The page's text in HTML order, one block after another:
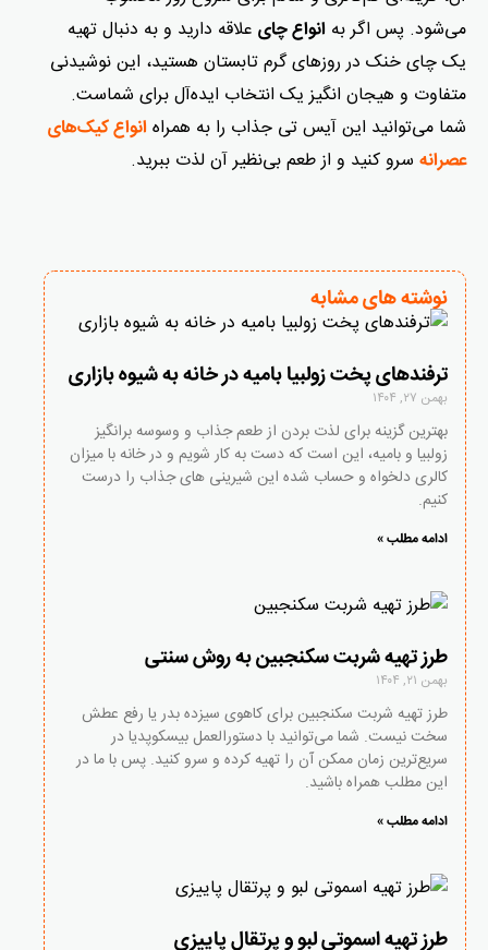
می‌شود. پس اگر به انواع چای علاقه دارید و به دنبال تهیه
یک چای خنک در روزهای گرم تابستان هستید، این نوشیدنی
متفاوت و هیجان انگیز یک انتخاب ایده‌آل برای شماست.
شما می‌توانید این آیس تی جذاب را به همراه انواع کیک‌های
عصرانه سرو کنید و از طعم بی‌نظیر آن لذت ببرید.
نوشته های مشابه
ترفندهای پخت زولبیا بامیه در خانه به شیوه بازاری
بهمن ۲۷, ۱۴۰۴
بهترین گزینه برای لذت بردن از طعم جذاب و وسوسه برانگیز
زولبیا و بامیه، این است که دست به کار شویم و در خانه با میزان
کالری دلخواه و حساب شده این شیرینی های جذاب را درست
کنیم.
ادامه مطلب »
طرز تهیه شربت سکنجبین به روش سنتی
بهمن ۲۱, ۱۴۰۴
طرز تهیه شربت سکنجبین برای کاهوی سیزده بدر یا رفع عطش
سخت نیست. شما می‌توانید با دستورالعمل بیسکوپدیا در
سریع‌ترین زمان ممکن آن را تهیه کرده و سرو کنید. پس با ما در
این مطلب همراه باشید.
ادامه مطلب »
طرز تهیه اسموتی لبو و پرتقال پاییزی